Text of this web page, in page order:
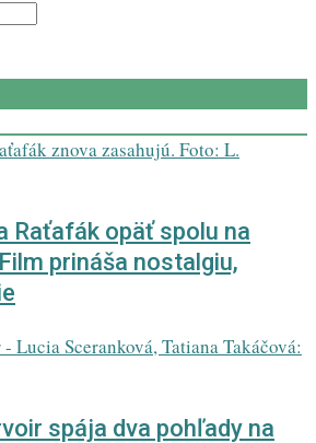
Raťafák opäť spolu na
prináša nostalgiu,
spája dva pohľady na